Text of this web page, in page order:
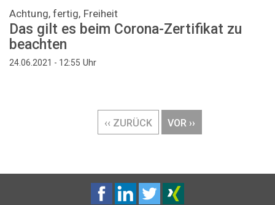
Achtung, fertig, Freiheit
Das gilt es beim Corona-Zertifikat zu
beachten
24.06.2021 - 12:55 Uhr
VORHERIGE
SEITE
‹‹ ZURÜCK
NÄCHSTE
SEITE
VOR ››